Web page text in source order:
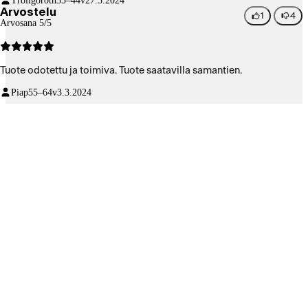
Arvostelu
Arvosana 5/5
1 4
Tuote odotettu ja toimiva. Tuote saatavilla samantien.
Piap55–64v3.3.2024